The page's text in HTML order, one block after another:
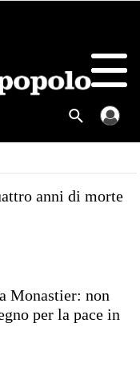
anni di morte
Monastier: non
per la pace in